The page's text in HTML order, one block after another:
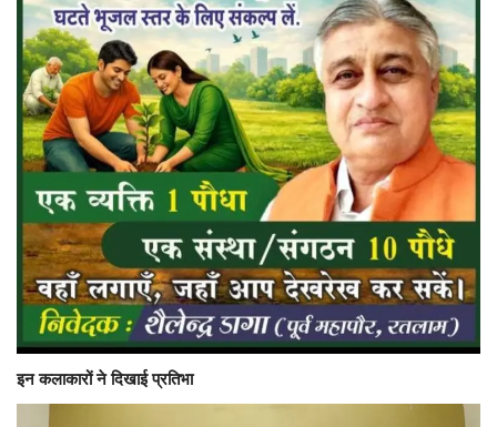
इन कलाकारों ने दिखाई प्रतिभा